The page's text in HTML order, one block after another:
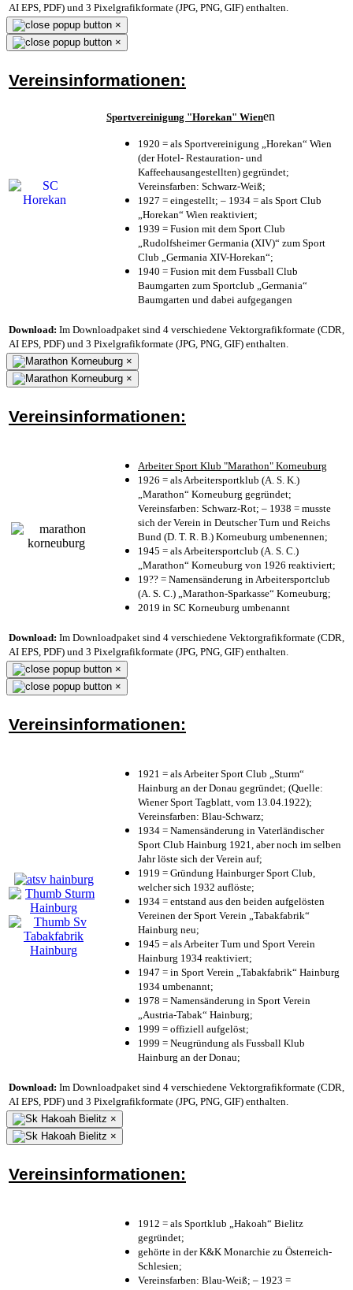
AI EPS, PDF) und 3 Pixelgrafikformate (JPG, PNG, GIF) enthalten.
×
×
Vereinsinformationen:
Sportvereinigung "Horekan" Wienen
1920 = als Sportvereinigung „Horekan“ Wien
(der Hotel- Restauration- und
Kaffeehausangestellten) gegründet;
Vereinsfarben: Schwarz-Weiß;
1927 = eingestellt; – 1934 = als Sport Club
„Horekan“ Wien reaktiviert;
1939 = Fusion mit dem Sport Club
„Rudolfsheimer Germania (XIV)“ zum Sport
Club „Germania XIV-Horekan“;
1940 = Fusion mit dem Fussball Club
Baumgarten zum Sportclub „Germania“
Baumgarten und dabei aufgegangen
Download: Im Downloadpaket sind 4 verschiedene Vektorgrafikformate (CDR,
AI EPS, PDF) und 3 Pixelgrafikformate (JPG, PNG, GIF) enthalten.
×
×
Vereinsinformationen:
Arbeiter Sport Klub "Marathon" Korneuburg
1926 = als Arbeitersportklub (A. S. K.)
„Marathon“ Korneuburg gegründet;
Vereinsfarben: Schwarz-Rot; – 1938 = musste
sich der Verein in Deutscher Turn und Reichs
Bund (D. T. R. B.) Korneuburg umbenennen;
1945 = als Arbeitersportclub (A. S. C.)
„Marathon“ Korneuburg von 1926 reaktiviert;
19?? = Namensänderung in Arbeitersportclub
(A. S. C.) „Marathon-Sparkasse“ Korneuburg;
2019 in SC Korneuburg umbenannt
Download: Im Downloadpaket sind 4 verschiedene Vektorgrafikformate (CDR,
AI EPS, PDF) und 3 Pixelgrafikformate (JPG, PNG, GIF) enthalten.
×
×
Vereinsinformationen:
1921 = als Arbeiter Sport Club „Sturm“
Hainburg an der Donau gegründet; (Quelle:
Wiener Sport Tagblatt, vom 13.04.1922);
Vereinsfarben: Blau-Schwarz;
1934 = Namensänderung in Vaterländischer
Sport Club Hainburg 1921, aber noch im selben
Jahr löste sich der Verein auf;
1919 = Gründung Hainburger Sport Club,
welcher sich 1932 auflöste;
1934 = entstand aus den beiden aufgelösten
Vereinen der Sport Verein „Tabakfabrik“
Hainburg neu;
1945 = als Arbeiter Turn und Sport Verein
Hainburg 1934 reaktiviert;
1947 = in Sport Verein „Tabakfabrik“ Hainburg
1934 umbenannt;
1978 = Namensänderung in Sport Verein
„Austria-Tabak“ Hainburg;
1999 = offiziell aufgelöst;
1999 = Neugründung als Fussball Klub
Hainburg an der Donau;
Download: Im Downloadpaket sind 4 verschiedene Vektorgrafikformate (CDR,
AI EPS, PDF) und 3 Pixelgrafikformate (JPG, PNG, GIF) enthalten.
×
×
Vereinsinformationen:
1912 = als Sportklub „Hakoah“ Bielitz
gegründet;
gehörte in der K&K Monarchie zu Österreich-
Schlesien;
Vereinsfarben: Blau-Weiß; – 1923 =